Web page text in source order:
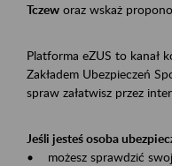
Tczew oraz wskaż
Platforma eZUS to kanał
Zakładem Ubezpieczeń
spraw załatwisz przez
Jeśli jesteś osoba
• możesz sprawdzić